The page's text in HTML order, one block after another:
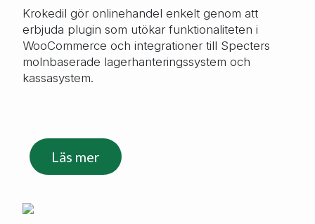
Krokedil gör onlinehandel enkelt genom att
erbjuda plugin som utökar funktionaliteten i
WooCommerce och integrationer till Specters
molnbaserade lagerhanteringssystem och
kassasystem.
Läs mer